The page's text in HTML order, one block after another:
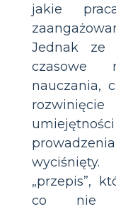
jakie
Jednak ze
czasowe
nauczania,
„przepis”,
co nie